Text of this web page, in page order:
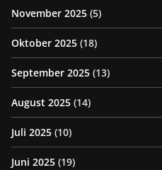
November 2025 (5)
Oktober 2025 (18)
September 2025 (13)
August 2025 (14)
Juli 2025 (10)
Juni 2025 (19)